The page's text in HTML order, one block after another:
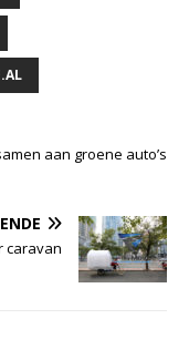
aan groene auto’s
caravan